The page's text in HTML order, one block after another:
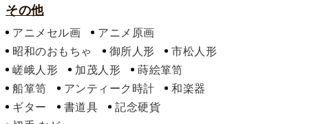
その他
アニメセル画
アニメ原画
昭和のおもちゃ
御所人形
市松人形
嵯峨人形
加茂人形
蒔絵箪笥
船箪笥
アンティーク時計
和楽器
ギター
書道具
記念硬貨